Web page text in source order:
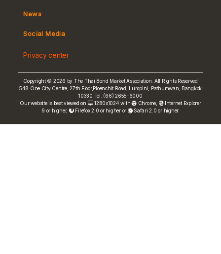
MeBond
e-bookbuilding
Yield Curve
FRN Rate
Bond Price
News
Social Media
Privacy center
Copyright © 2026 by The Thai Bond Market Association. All Rights Reserved
548 One City Centre, 27th Floor,Ploenchit Road, Lumpini, Pathumwan, Bangkok
10330 Tel. (66) 2655-6000
Our website is best viewed on
1280x1024 with Chrome
Internet Explorer
9 or higher,
Firefox 2.0 or higher or Safari 2.0 or higher.